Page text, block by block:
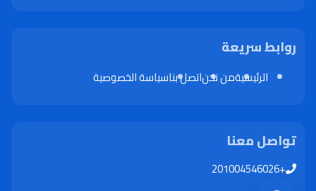
روابط سريعة
الرئيسيةمن نحناتصل بناسياسة الخصوصية
تواصل معنا
+201004546026